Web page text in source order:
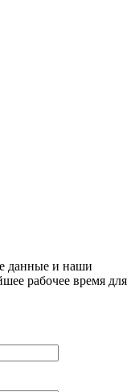
данные и наши
рабочее время для